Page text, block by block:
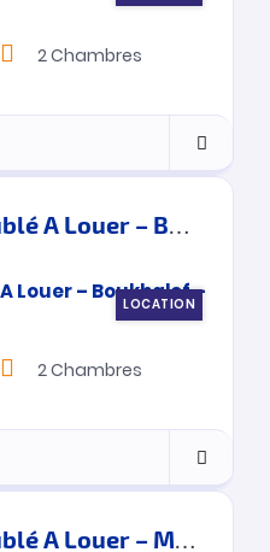
2Chambres
Appartement Meublé A Louer – Boukhalef – Tanger
LOCATION
2Chambres
Appartement Meublé A Louer – Malabata – Tanger